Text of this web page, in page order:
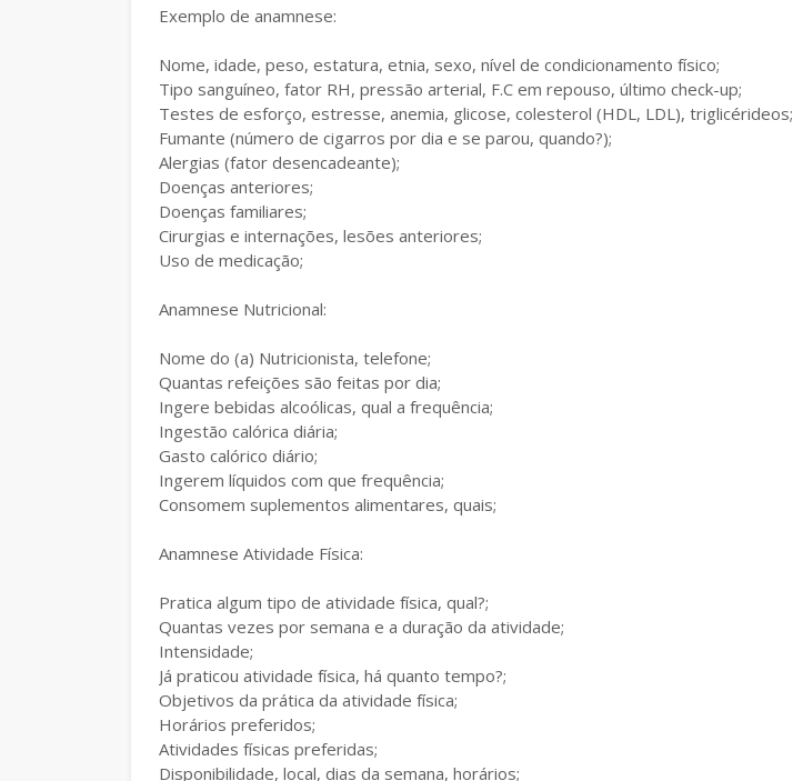
Exemplo de anamnese:
Nome, idade, peso, estatura, etnia, sexo, nível de condicionamento físico;
Tipo sanguíneo, fator RH, pressão arterial, F.C em repouso, último check-up;
Testes de esforço, estresse, anemia, glicose, colesterol (HDL, LDL), triglicérideos;
Fumante (número de cigarros por dia e se parou, quando?);
Alergias (fator desencadeante);
Doenças anteriores;
Doenças familiares;
Cirurgias e internações, lesões anteriores;
Uso de medicação;
Anamnese Nutricional:
Nome do (a) Nutricionista, telefone;
Quantas refeições são feitas por dia;
Ingere bebidas alcoólicas, qual a frequência;
Ingestão calórica diária;
Gasto calórico diário;
Ingerem líquidos com que frequência;
Consomem suplementos alimentares, quais;
Anamnese Atividade Física:
Pratica algum tipo de atividade física, qual?;
Quantas vezes por semana e a duração da atividade;
Intensidade;
Já praticou atividade física, há quanto tempo?;
Objetivos da prática da atividade física;
Horários preferidos;
Atividades físicas preferidas;
Disponibilidade, local, dias da semana, horários;